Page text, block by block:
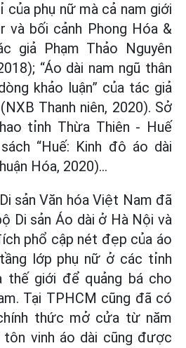
của phụ nữ mà cả nam giới
và bối cảnh Phong Hóa &
giả Phạm Thảo Nguyên
“Áo dài nam ngũ thân
khảo luận” của tác giả
Thanh niên, 2020). Sở
tỉnh Thừa Thiên - Huế
“Huế: Kinh đô áo dài
Hóa, 2020)...
sản Văn hóa Việt Nam đã
Di sản Áo dài ở Hà Nội và
phổ cập nét đẹp của áo
lớp phụ nữ ở các tỉnh
thế giới để quảng bá cho
Tại TPHCM cũng đã có
thức mở cửa từ năm
tôn vinh áo dài cũng được